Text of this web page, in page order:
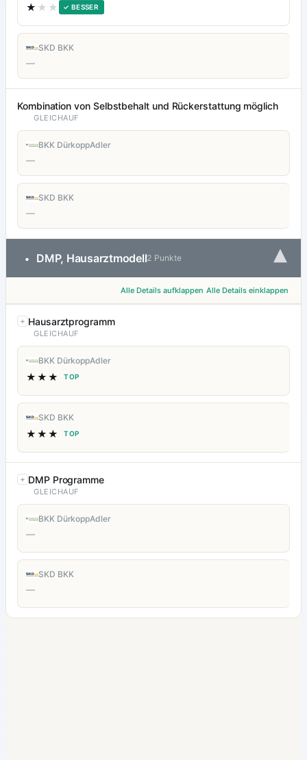
★ ★★ ✓ BESSER
SKD BKK
—
Kombination von Selbstbehalt und Rückerstattung möglich
GLEICHAUF
BKK DürkoppAdler
—
SKD BKK
—
• DMP, Hausarztmodell2 Punkte ▾
Alle Details aufklappen Alle Details einklappen
Hausarztprogramm
GLEICHAUF
BKK DürkoppAdler
★★★ TOP
SKD BKK
★★★ TOP
DMP Programme
GLEICHAUF
BKK DürkoppAdler
—
SKD BKK
—